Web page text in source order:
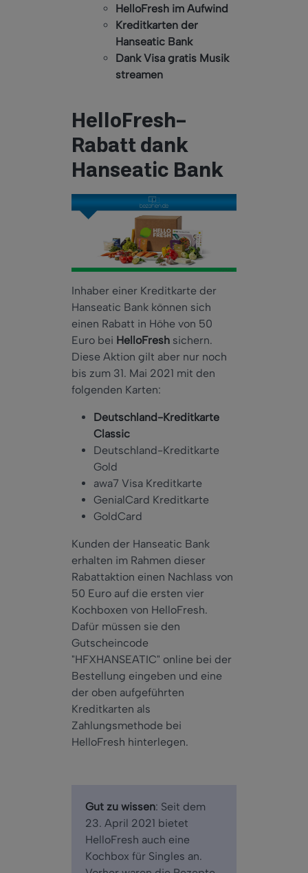
HelloFresh im Aufwind
Kreditkarten der
Hanseatic Bank
Dank Visa gratis Musik
streamen
HelloFresh-
Rabatt dank
Hanseatic Bank
Inhaber einer Kreditkarte der
Hanseatic Bank können sich
einen Rabatt in Höhe von 50
Euro bei HelloFresh sichern.
Diese Aktion gilt aber nur noch
bis zum 31. Mai 2021 mit den
folgenden Karten:
Deutschland-Kreditkarte
Classic
Deutschland-Kreditkarte
Gold
awa7 Visa Kreditkarte
GenialCard Kreditkarte
GoldCard
Kunden der Hanseatic Bank
erhalten im Rahmen dieser
Rabattaktion einen Nachlass von
50 Euro auf die ersten vier
Kochboxen von HelloFresh.
Dafür müssen sie den
Gutscheincode
"HFXHANSEATIC" online bei der
Bestellung eingeben und eine
der oben aufgeführten
Kreditkarten als
Zahlungsmethode bei
HelloFresh hinterlegen.
Gut zu wissen: Seit dem
23. April 2021 bietet
HelloFresh auch eine
Kochbox für Singles an.